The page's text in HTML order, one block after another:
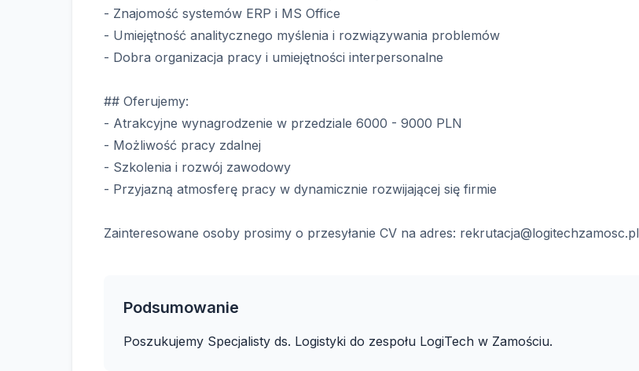
- Znajomość systemów ERP i MS Office
- Umiejętność analitycznego myślenia i rozwiązywania problemów
- Dobra organizacja pracy i umiejętności interpersonalne
## Oferujemy:
- Atrakcyjne wynagrodzenie w przedziale 6000 - 9000 PLN
- Możliwość pracy zdalnej
- Szkolenia i rozwój zawodowy
- Przyjazną atmosferę pracy w dynamicznie rozwijającej się firmie
Zainteresowane osoby prosimy o przesyłanie CV na adres: rekrutacja@logitechzamosc.pl
Podsumowanie
Poszukujemy Specjalisty ds. Logistyki do zespołu LogiTech w Zamościu.